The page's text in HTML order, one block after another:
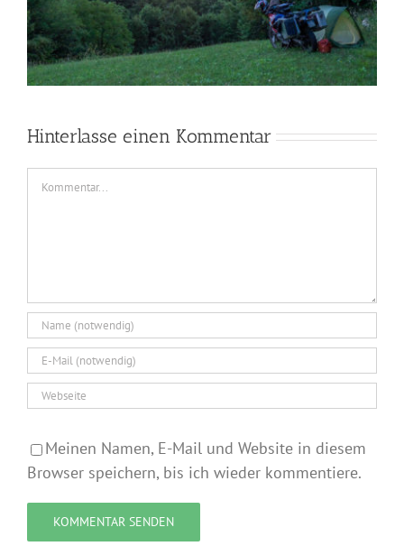
Hinterlasse einen Kommentar
Kommentar
Meinen Namen, E-Mail und Website in diesem
Browser speichern, bis ich wieder kommentiere.